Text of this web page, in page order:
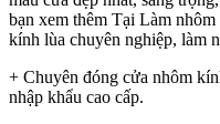
bạn xem thêm Tại Làm
kính lùa chuyên nghiệp, làm
+ Chuyên đóng cửa nhôm
nhập khẩu cao cấp.